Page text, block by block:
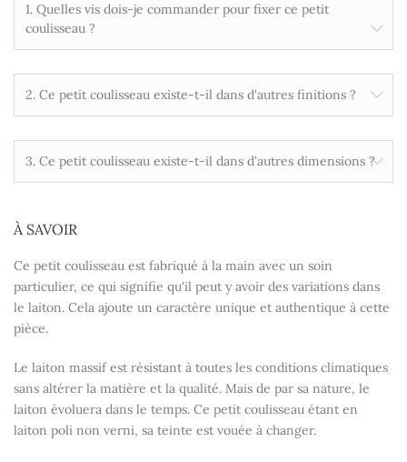
1. Quelles vis dois-je commander pour fixer ce petit
coulisseau ?
2. Ce petit coulisseau existe-t-il dans d'autres finitions ?
3. Ce petit coulisseau existe-t-il dans d'autres dimensions ?
À SAVOIR
Ce petit coulisseau est fabriqué à la main avec un soin
particulier, ce qui signifie qu'il peut y avoir des variations dans
le laiton. Cela ajoute un caractère unique et authentique à cette
pièce.
Le laiton massif est résistant à toutes les conditions climatiques
sans altérer la matière et la qualité. Mais de par sa nature, le
laiton évoluera dans le temps. Ce petit coulisseau étant en
laiton poli non verni, sa teinte est vouée à changer.